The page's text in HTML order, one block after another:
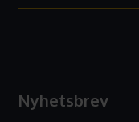
Nyhetsbrev